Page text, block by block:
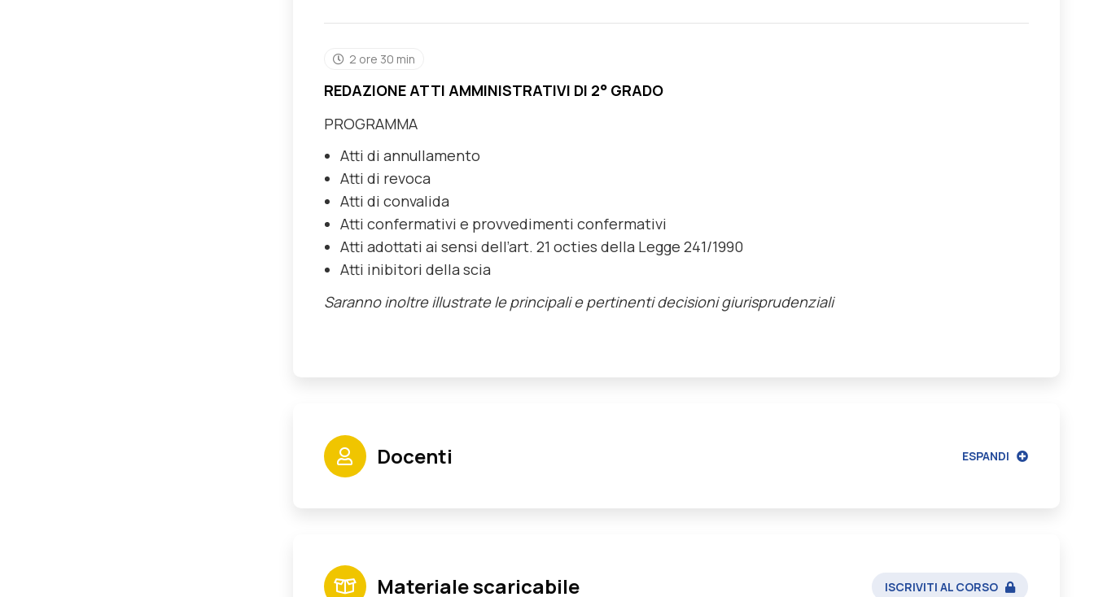
2 ore 30 min
REDAZIONE ATTI AMMINISTRATIVI DI 2° GRADO
PROGRAMMA
Atti di annullamento
Atti di revoca
Atti di convalida
Atti confermativi e provvedimenti confermativi
Atti adottati ai sensi dell’art. 21 octies della Legge 241/1990
Atti inibitori della scia
Saranno inoltre illustrate le principali e pertinenti decisioni giurisprudenziali
Docenti ESPANDI
Avvocato del Foro diSalerno, Ricercatore Scientifico Università degli Studi di Salerno
Materiale scaricabile ISCRIVITI AL CORSO